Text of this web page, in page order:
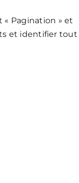
« Pagination » et
et identifier tout